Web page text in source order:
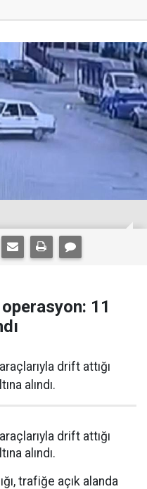
11
drift attığı
alındı.
drift attığı
alındı.
trafiğe açık alanda